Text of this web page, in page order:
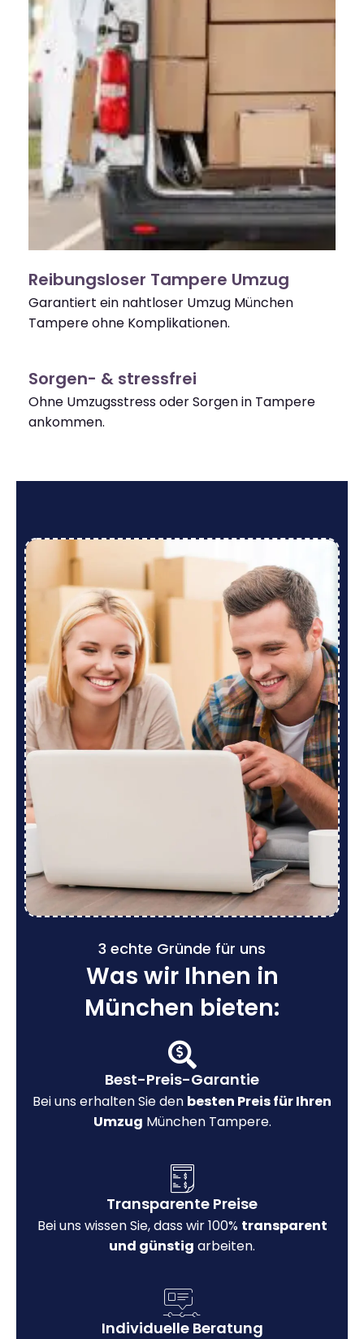
Reibungsloser Tampere Umzug
Garantiert ein nahtloser Umzug München
Tampere ohne Komplikationen.
Sorgen- & stressfrei
Ohne Umzugsstress oder Sorgen in Tampere
ankommen.
3 echte Gründe für uns
Was wir Ihnen in
München bieten:
Best-Preis-Garantie
Bei uns erhalten Sie den besten Preis für Ihren
Umzug München Tampere.
Transparente Preise
Bei uns wissen Sie, dass wir 100% transparent
und günstig arbeiten.
Individuelle Beratung